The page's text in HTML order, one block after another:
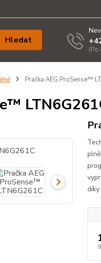
Hledat
Pračka AEG ProSense™